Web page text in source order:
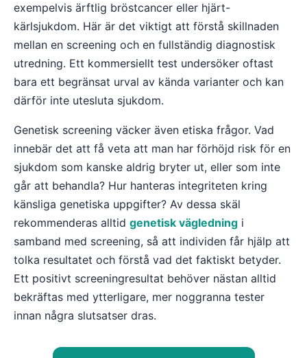
exempelvis ärftlig bröstcancer eller hjärt-
kärlsjukdom. Här är det viktigt att förstå skillnaden
mellan en screening och en fullständig diagnostisk
utredning. Ett kommersiellt test undersöker oftast
bara ett begränsat urval av kända varianter och kan
därför inte utesluta sjukdom.
Genetisk screening väcker även etiska frågor. Vad
innebär det att få veta att man har förhöjd risk för en
sjukdom som kanske aldrig bryter ut, eller som inte
går att behandla? Hur hanteras integriteten kring
känsliga genetiska uppgifter? Av dessa skäl
rekommenderas alltid genetisk vägledning i
samband med screening, så att individen får hjälp att
tolka resultatet och förstå vad det faktiskt betyder.
Ett positivt screeningresultat behöver nästan alltid
bekräftas med ytterligare, mer noggranna tester
innan några slutsatser dras.